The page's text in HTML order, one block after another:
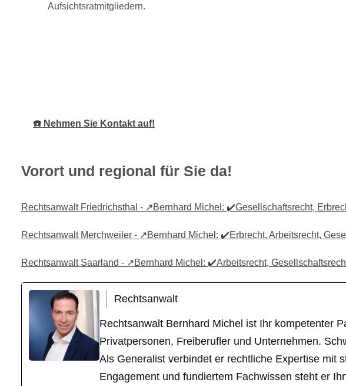
Aufsichtsratmitgliedern.
☎️ Nehmen Sie Kontakt auf!
Vorort und regional für Sie da!
Rechtsanwalt Friedrichsthal - ↗️Bernhard Michel: ✔️Gesellschaftsrecht,
Rechtsanwalt Merchweiler - ↗️Bernhard Michel: ✔️Erbrecht, Arbeitsrecht,
Rechtsanwalt Saarland - ↗️Bernhard Michel: ✔️Arbeitsrecht,
Rechtsanwalt
Rechtsanwalt Bernhard Michel ist Ihr kompetenter
Privatpersonen, Freiberufler und Unternehmen.
Als Generalist verbindet er rechtliche Expertise mit
Engagement und fundiertem Fachwissen steht er